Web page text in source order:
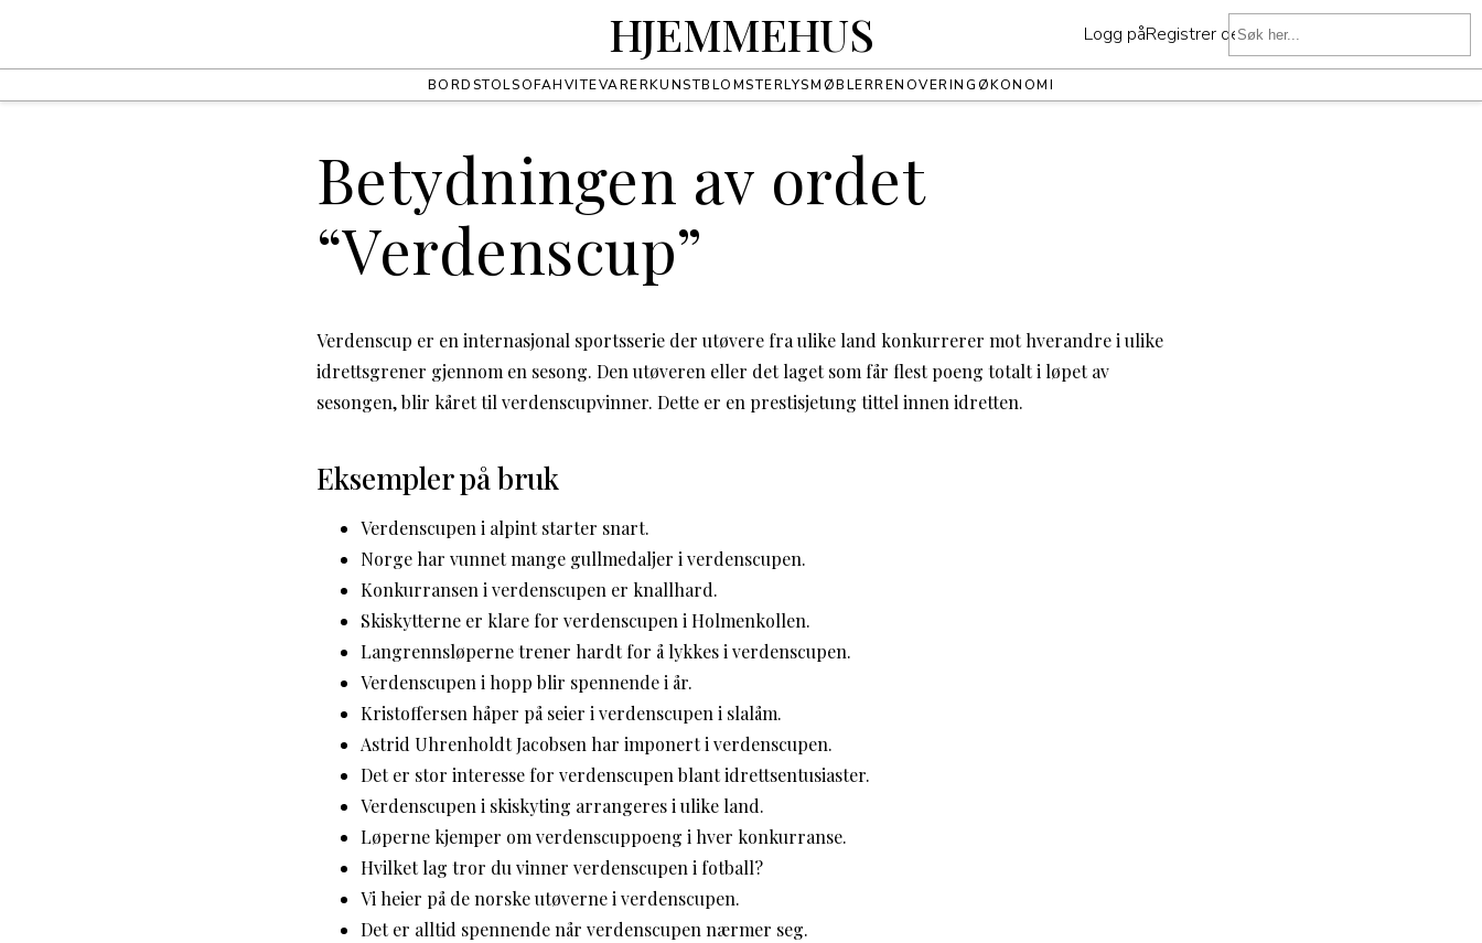
HJEMMEHUS Logg påRegistrer deg
BORDSTOLSOFAHVITEVARERKUNSTBLOMSTERLYSMØBLERRENOVERINGØKONOMI
Betydningen av ordet
“Verdenscup”
Verdenscup er en internasjonal sportsserie der utøvere fra ulike land konkurrerer mot hverandre i ulike
idrettsgrener gjennom en sesong. Den utøveren eller det laget som får flest poeng totalt i løpet av
sesongen, blir kåret til verdenscupvinner. Dette er en prestisjetung tittel innen idretten.
Eksempler på bruk
Verdenscupen i alpint starter snart.
Norge har vunnet mange gullmedaljer i verdenscupen.
Konkurransen i verdenscupen er knallhard.
Skiskytterne er klare for verdenscupen i Holmenkollen.
Langrennsløperne trener hardt for å lykkes i verdenscupen.
Verdenscupen i hopp blir spennende i år.
Kristoffersen håper på seier i verdenscupen i slalåm.
Astrid Uhrenholdt Jacobsen har imponert i verdenscupen.
Det er stor interesse for verdenscupen blant idrettsentusiaster.
Verdenscupen i skiskyting arrangeres i ulike land.
Løperne kjemper om verdenscuppoeng i hver konkurranse.
Hvilket lag tror du vinner verdenscupen i fotball?
Vi heier på de norske utøverne i verdenscupen.
Det er alltid spennende når verdenscupen nærmer seg.